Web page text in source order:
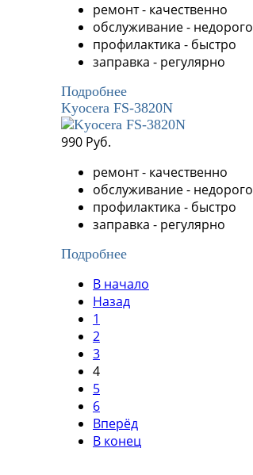
ремонт - качественно
обслуживание - недорого
профилактика - быстро
заправка - регулярно
Подробнее
Kyocera FS-3820N
990 Руб.
ремонт - качественно
обслуживание - недорого
профилактика - быстро
заправка - регулярно
Подробнее
В начало
Назад
1
2
3
4
5
6
Вперёд
В конец